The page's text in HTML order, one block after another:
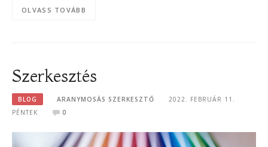
OLVASS TOVÁBB
Szerkesztés
BLOG ARANYMOSÁS SZERKESZTŐ
2022. FEBRUÁR 11.
PÉNTEK
0